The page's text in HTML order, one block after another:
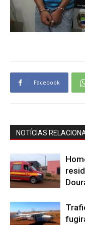
Facebook
NOTÍCIAS